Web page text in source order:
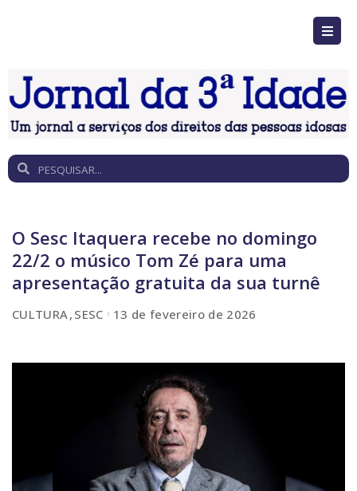
O Sesc Itaquera recebe no domingo
22/2 o músico Tom Zé para uma
apresentação gratuita da sua turnê
CULTURA SESC 13 de fevereiro de 2026